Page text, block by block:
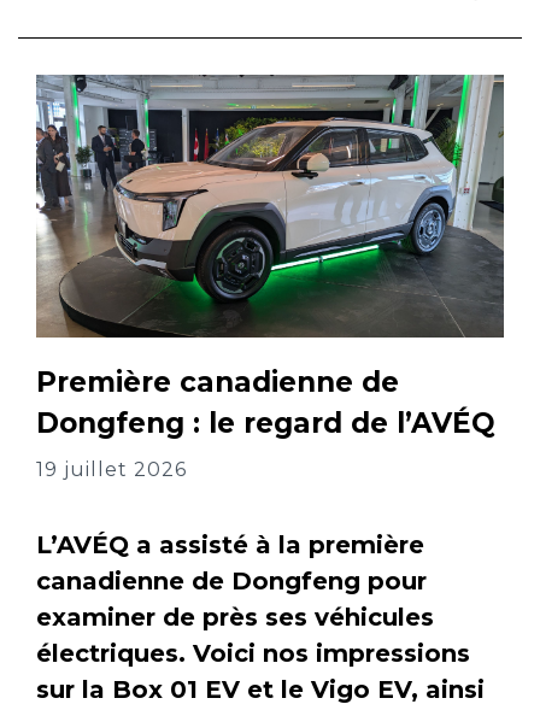
Première canadienne de
Dongfeng : le regard de l’AVÉQ
19 juillet 2026
L’AVÉQ a assisté à la première
canadienne de Dongfeng pour
examiner de près ses véhicules
électriques. Voici nos impressions
sur la Box 01 EV et le Vigo EV, ainsi